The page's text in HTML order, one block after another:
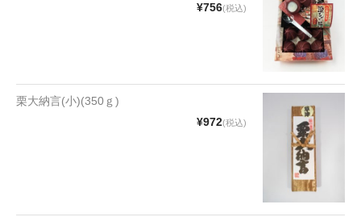
¥756(税込)
栗大納言(小)(350ｇ)
¥972(税込)